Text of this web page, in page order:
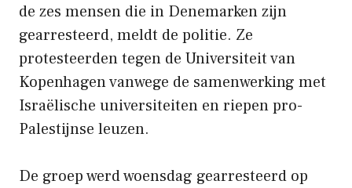
de zes mensen die in Denemarken zijn
gearresteerd, meldt de politie. Ze
protesteerden tegen de Universiteit van
Kopenhagen vanwege de samenwerking met
Israëlische universiteiten en riepen pro-
Palestijnse leuzen.
De groep werd woensdag gearresteerd op